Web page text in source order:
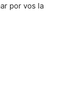
por vos la